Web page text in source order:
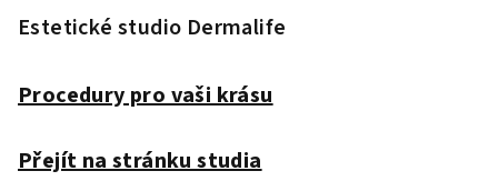
Estetické studio Dermalife
Procedury pro vaši krásu
Přejít na stránku studia